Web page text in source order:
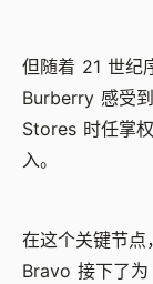
但随着 21 世纪
Burberry 感受
Stores 时任掌
入。
在这个关键节
Bravo 接下了为